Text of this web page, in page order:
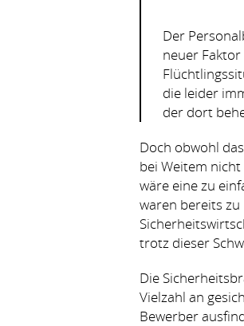
Der
neuer
die leider
der dort
Doch obwohl
bei Weitem
wäre eine zu
waren bereits zu
trotz dieser
Die
Vielzahl an
Bewerber